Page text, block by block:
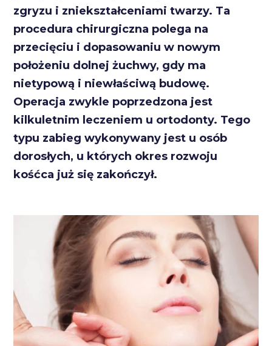
zgryzu i zniekształceniami twarzy. Ta
procedura chirurgiczna polega na
przecięciu i dopasowaniu w nowym
położeniu dolnej żuchwy, gdy ma
nietypową i niewłaściwą budowę.
Operacja zwykle poprzedzona jest
kilkuletnim leczeniem u ortodonty. Tego
typu zabieg wykonywany jest u osób
dorosłych, u których okres rozwoju
kośćca już się zakończył.